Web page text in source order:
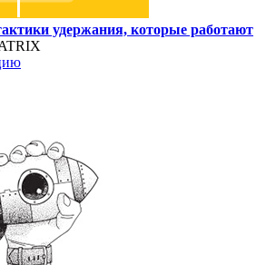
удержания, которые работают